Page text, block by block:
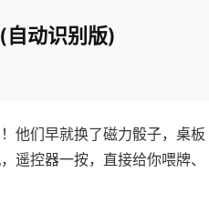
自动识别版)
他们早就换了磁力骰子，桌板
遥控器一按，直接给你喂牌、